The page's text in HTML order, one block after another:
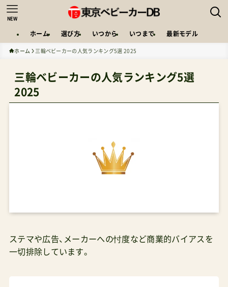
NEW
ホーム 選び方 いつから いつまで 最新モデル
ホーム 三輪ベビーカーの人気ランキング5選 2025
三輪ベビーカーの人気ランキング5選
2025
ステマや広告、メーカーへの忖度など商業的バイアスを
一切排除しています。